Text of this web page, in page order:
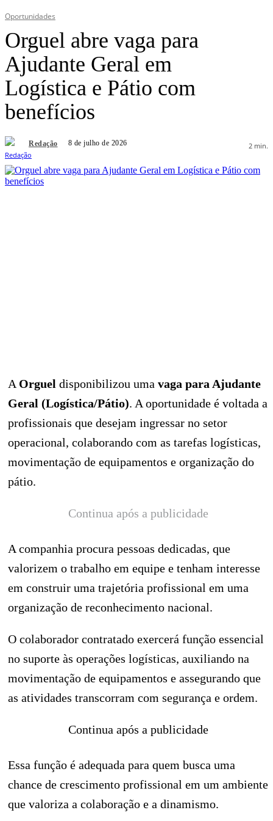
Oportunidades
Orguel abre vaga para
Ajudante Geral em
Logística e Pátio com
benefícios
Redação 8 de julho de 2026 2 min.
A Orguel disponibilizou uma vaga para Ajudante
Geral (Logística/Pátio). A oportunidade é voltada a
profissionais que desejam ingressar no setor
operacional, colaborando com as tarefas logísticas,
movimentação de equipamentos e organização do
pátio.
Continua após a publicidade
A companhia procura pessoas dedicadas, que
valorizem o trabalho em equipe e tenham interesse
em construir uma trajetória profissional em uma
organização de reconhecimento nacional.
O colaborador contratado exercerá função essencial
no suporte às operações logísticas, auxiliando na
movimentação de equipamentos e assegurando que
as atividades transcorram com segurança e ordem.
Continua após a publicidade
Essa função é adequada para quem busca uma
chance de crescimento profissional em um ambiente
que valoriza a colaboração e a dinamismo.